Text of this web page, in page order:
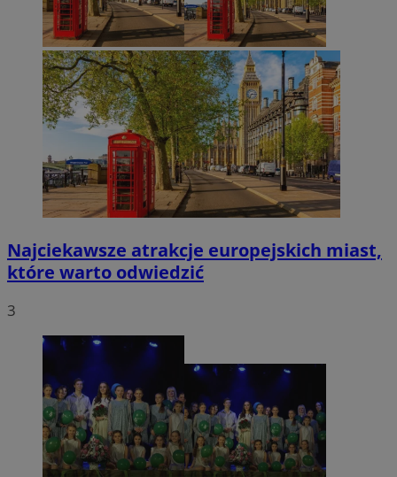
Najciekawsze atrakcje europejskich miast,
które warto odwiedzić
3